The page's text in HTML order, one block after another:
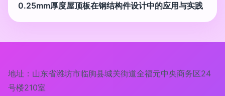
0.25mm厚度屋顶板在钢结构件设计中的应用与实践
地址：山东省潍坊市临朐县城关街道全福元中央商务区24
号楼210室